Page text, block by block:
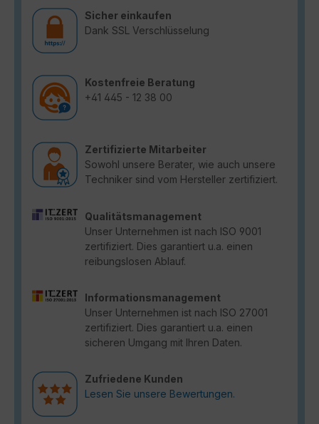
Sicher einkaufen
Dank SSL Verschlüsselung
Kostenfreie Beratung
+41 445 - 12 38 00
Zertifizierte Mitarbeiter
Sowohl unsere Berater, wie auch unsere
Techniker sind vom Hersteller zertifiziert.
Qualitätsmanagement
Unser Unternehmen ist nach ISO 9001
zertifiziert. Dies garantiert u.a. einen
reibungslosen Ablauf.
Informationsmanagement
Unser Unternehmen ist nach ISO 27001
zertifiziert. Dies garantiert u.a. einen
sicheren Umgang mit Ihren Daten.
Zufriedene Kunden
Lesen Sie unsere Bewertungen.